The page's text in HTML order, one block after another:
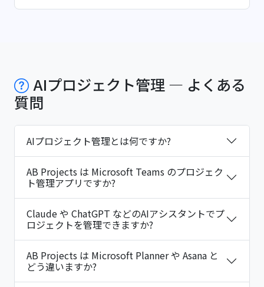
AIプロジェクト管理 — よくある
質問
AIプロジェクト管理とは何ですか?
AB Projects は Microsoft Teams のプロジェク
ト管理アプリですか?
Claude や ChatGPT などのAIアシスタントでプ
ロジェクトを管理できますか?
AB Projects は Microsoft Planner や Asana と
どう違いますか?